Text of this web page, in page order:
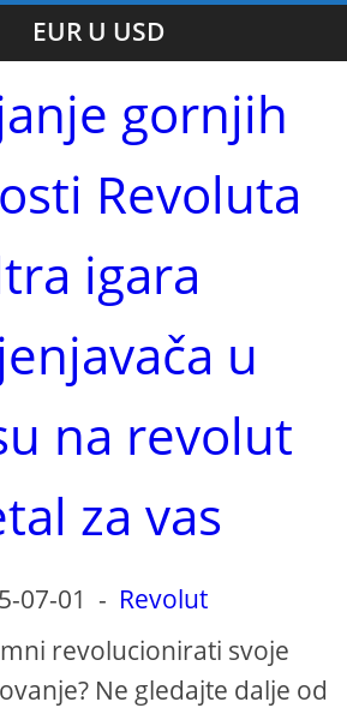
EUR U USD
gornjih
Revoluta
igara
u
na revolut
za vas
07-01 - Revolut
revolucionirati svoje
Ne gledajte dalje od